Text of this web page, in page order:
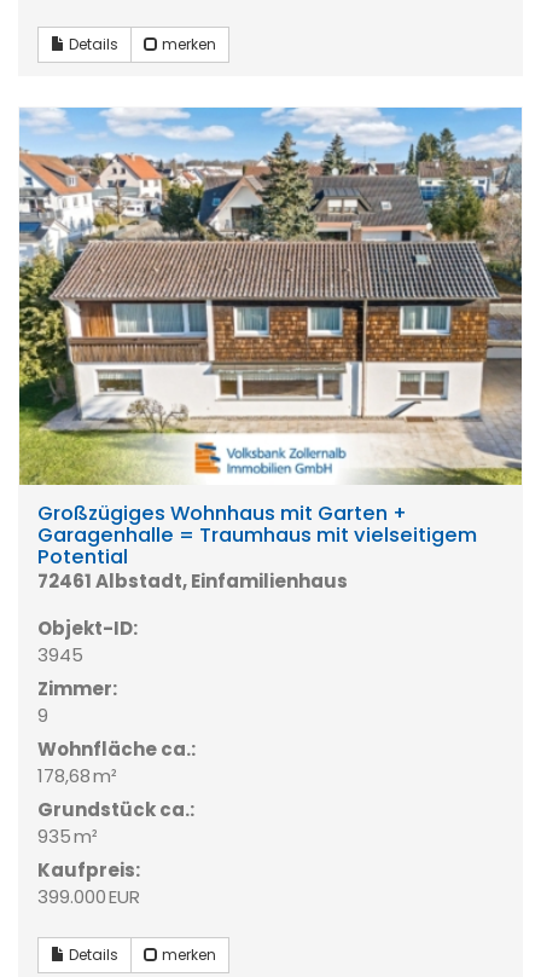
Details merken
Großzügiges Wohnhaus mit Garten +
Garagenhalle = Traumhaus mit vielseitigem
Potential
72461 Albstadt, Einfamilienhaus
Objekt-ID:
3945
Zimmer:
9
Wohnfläche ca.:
178,68 m²
Grund­stück ca.:
935 m²
Kaufpreis:
399.000 EUR
Details merken